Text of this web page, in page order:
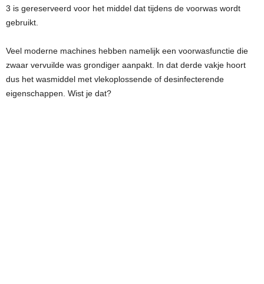
3 is gereserveerd voor het middel dat tijdens de voorwas wordt
gebruikt.
Veel moderne machines hebben namelijk een voorwasfunctie die
zwaar vervuilde was grondiger aanpakt. In dat derde vakje hoort
dus het wasmiddel met vlekoplossende of desinfecterende
eigenschappen. Wist je dat?